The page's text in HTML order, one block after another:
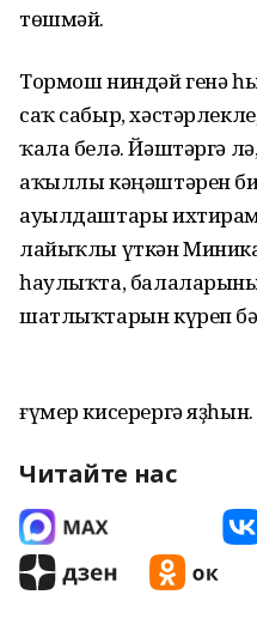
төшмәй.
Тормош ниндәй генә
саҡ сабыр,
ҡала белә. Йәштәргә
аҡыллы кәңәштәрен
ауылдаштары
лайыҡлы үткән
һаулыҡта,
шатлыҡтарын күреп
ғүмер кисерергә яҙһын.
Читайте нас